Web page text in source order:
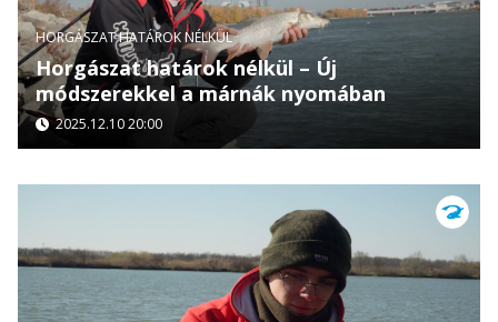
HORGÁSZAT HATÁROK NÉLKÜL
Horgászat határok nélkül – Új
módszerekkel a márnák nyomában
2025.12.10 20:00